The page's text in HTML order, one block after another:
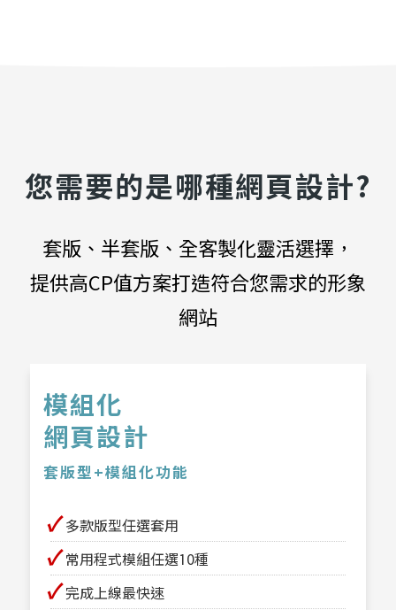
您需要的是哪種網頁設計?
套版、半套版、全客製化靈活選擇，
提供高CP值方案打造符合您需求的形象
網站
模組化
網頁設計
套版型+模組化功能
✔ 多款版型任選套用
✔ 常用程式模組任選10種
✔ 完成上線最快速